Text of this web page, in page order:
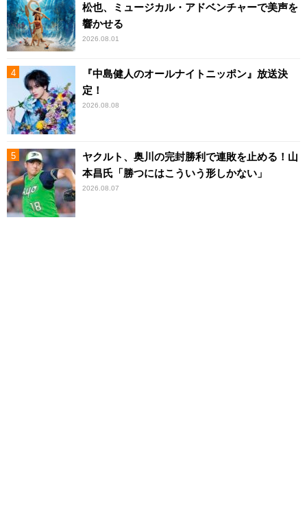
松也、ミュージカル・アドベンチャーで美声を
響かせる
2026.08.01
『中島健人のオールナイトニッポン』放送決
定！
2026.08.08
ヤクルト、奥川の完封勝利で連敗を止める！山
本昌氏「勝つにはこういう形しかない」
2026.08.07